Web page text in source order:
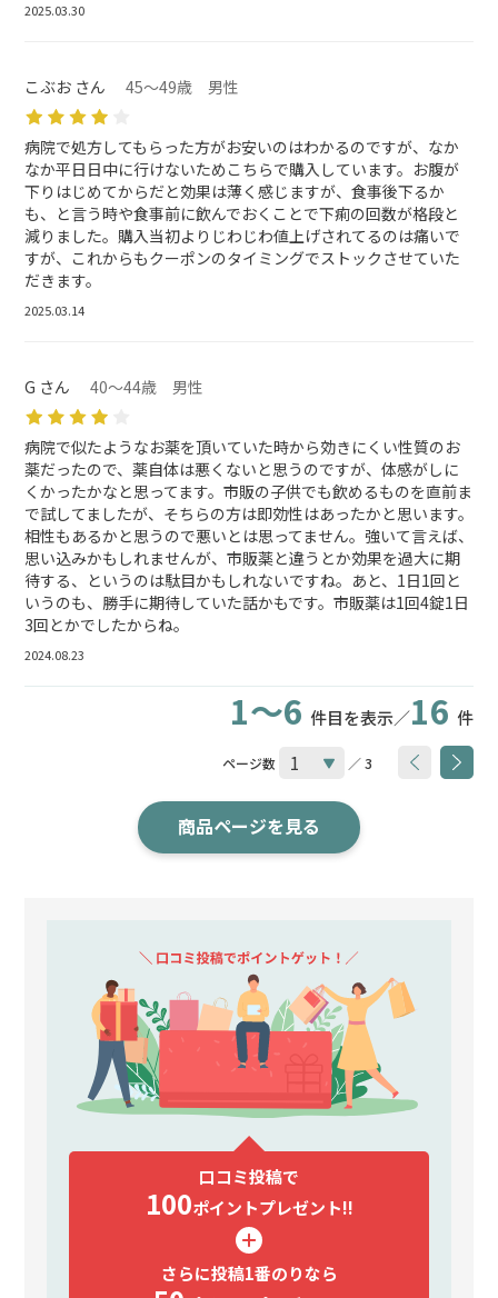
2025.03.30
こぶお さん 45～49歳 男性
病院で処方してもらった方がお安いのはわかるのですが、なか
なか平日日中に行けないためこちらで購入しています。お腹が
下りはじめてからだと効果は薄く感じますが、食事後下るか
も、と言う時や食事前に飲んでおくことで下痢の回数が格段と
減りました。購入当初よりじわじわ値上げされてるのは痛いで
すが、これからもクーポンのタイミングでストックさせていた
だきます。
2025.03.14
G さん 40～44歳 男性
病院で似たようなお薬を頂いていた時から効きにくい性質のお
薬だったので、薬自体は悪くないと思うのですが、体感がしに
くかったかなと思ってます。市販の子供でも飲めるものを直前ま
で試してましたが、そちらの方は即効性はあったかと思います。
相性もあるかと思うので悪いとは思ってません。強いて言えば、
思い込みかもしれませんが、市販薬と違うとか効果を過大に期
待する、というのは駄目かもしれないですね。あと、1日1回と
いうのも、勝手に期待していた話かもです。市販薬は1回4錠1日
3回とかでしたからね。
2024.08.23
1～6 件目を表示／16 件
ページ数 ／ 3
商品ページを見る
口コミ投稿で
100ポイントプレゼント!!
さらに投稿1番のりなら